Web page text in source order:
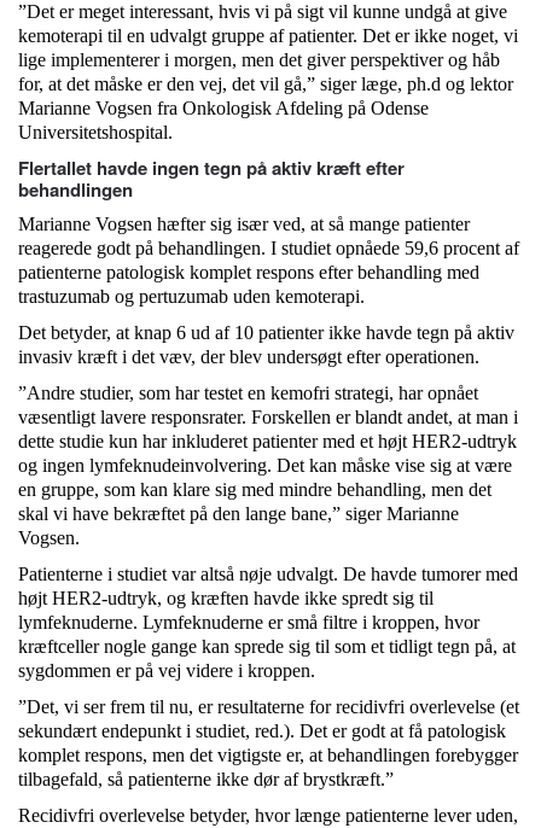
”Det er meget interessant, hvis vi på sigt vil kunne undgå at give
kemoterapi til en udvalgt gruppe af patienter. Det er ikke noget, vi
lige implementerer i morgen, men det giver perspektiver og håb
for, at det måske er den vej, det vil gå,” siger læge, ph.d og lektor
Marianne Vogsen fra Onkologisk Afdeling på Odense
Universitetshospital.
Flertallet havde ingen tegn på aktiv kræft efter
behandlingen
Marianne Vogsen hæfter sig især ved, at så mange patienter
reagerede godt på behandlingen. I studiet opnåede 59,6 procent af
patienterne patologisk komplet respons efter behandling med
trastuzumab og pertuzumab uden kemoterapi.
Det betyder, at knap 6 ud af 10 patienter ikke havde tegn på aktiv
invasiv kræft i det væv, der blev undersøgt efter operationen.
”Andre studier, som har testet en kemofri strategi, har opnået
væsentligt lavere responsrater. Forskellen er blandt andet, at man i
dette studie kun har inkluderet patienter med et højt HER2-udtryk
og ingen lymfeknudeinvolvering. Det kan måske vise sig at være
en gruppe, som kan klare sig med mindre behandling, men det
skal vi have bekræftet på den lange bane,” siger Marianne
Vogsen.
Patienterne i studiet var altså nøje udvalgt. De havde tumorer med
højt HER2-udtryk, og kræften havde ikke spredt sig til
lymfeknuderne. Lymfeknuderne er små filtre i kroppen, hvor
kræftceller nogle gange kan sprede sig til som et tidligt tegn på, at
sygdommen er på vej videre i kroppen.
”Det, vi ser frem til nu, er resultaterne for recidivfri overlevelse (et
sekundært endepunkt i studiet, red.). Det er godt at få patologisk
komplet respons, men det vigtigste er, at behandlingen forebygger
tilbagefald, så patienterne ikke dør af brystkræft.”
Recidivfri overlevelse betyder, hvor længe patienterne lever uden,